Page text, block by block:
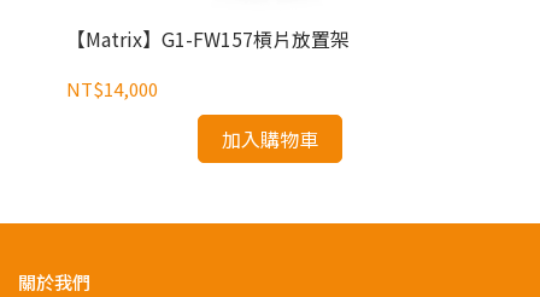
【Matrix】G1-FW157槓片放置架
NT$14,000
加入購物車
關於我們